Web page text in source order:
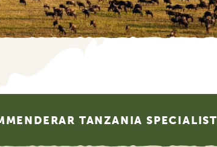
TANZANIA SPECIALIST